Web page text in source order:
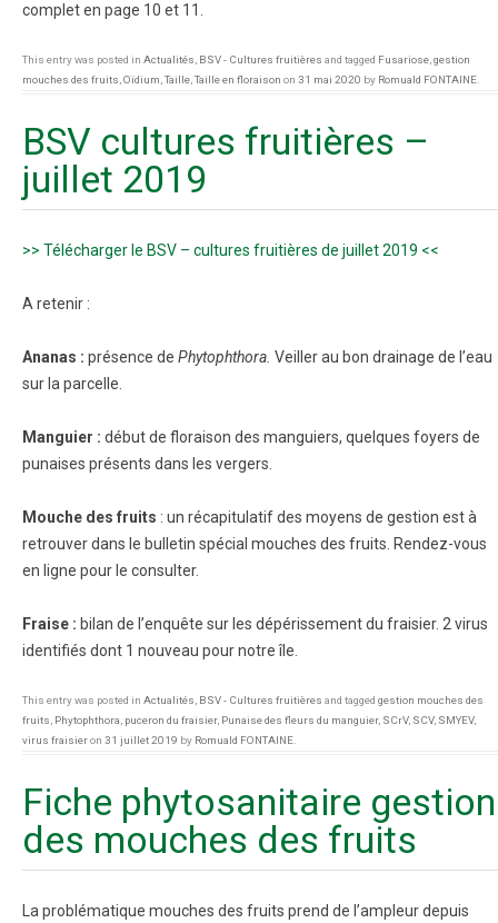
complet en page 10 et 11.
This entry was posted in Actualités BSV - Cultures fruitières and tagged Fusariose gestion
mouches des fruits Oïdium Taille Taille en floraison on 31 mai 2020 by Romuald FONTAINE
BSV cultures fruitières –
juillet 2019
>> Télécharger le BSV – cultures fruitières de juillet 2019 <<
A retenir :
Ananas : présence de Phytophthora. Veiller au bon drainage de l’eau
sur la parcelle.
Manguier : début de floraison des manguiers, quelques foyers de
punaises présents dans les vergers.
Mouche des fruits : un récapitulatif des moyens de gestion est à
retrouver dans le bulletin spécial mouches des fruits. Rendez-vous
en ligne pour le consulter.
Fraise : bilan de l’enquête sur les dépérissement du fraisier. 2 virus
identifiés dont 1 nouveau pour notre île.
This entry was posted in Actualités BSV - Cultures fruitières and tagged gestion mouches des
fruits Phytophthora puceron du fraisier, Punaise des fleurs du manguier, SCrV, SCV, SMYEV,
virus fraisieron 31 juillet 2019 by Romuald FONTAINE
Fiche phytosanitaire gestion
des mouches des fruits
La problématique mouches des fruits prend de l’ampleur depuis